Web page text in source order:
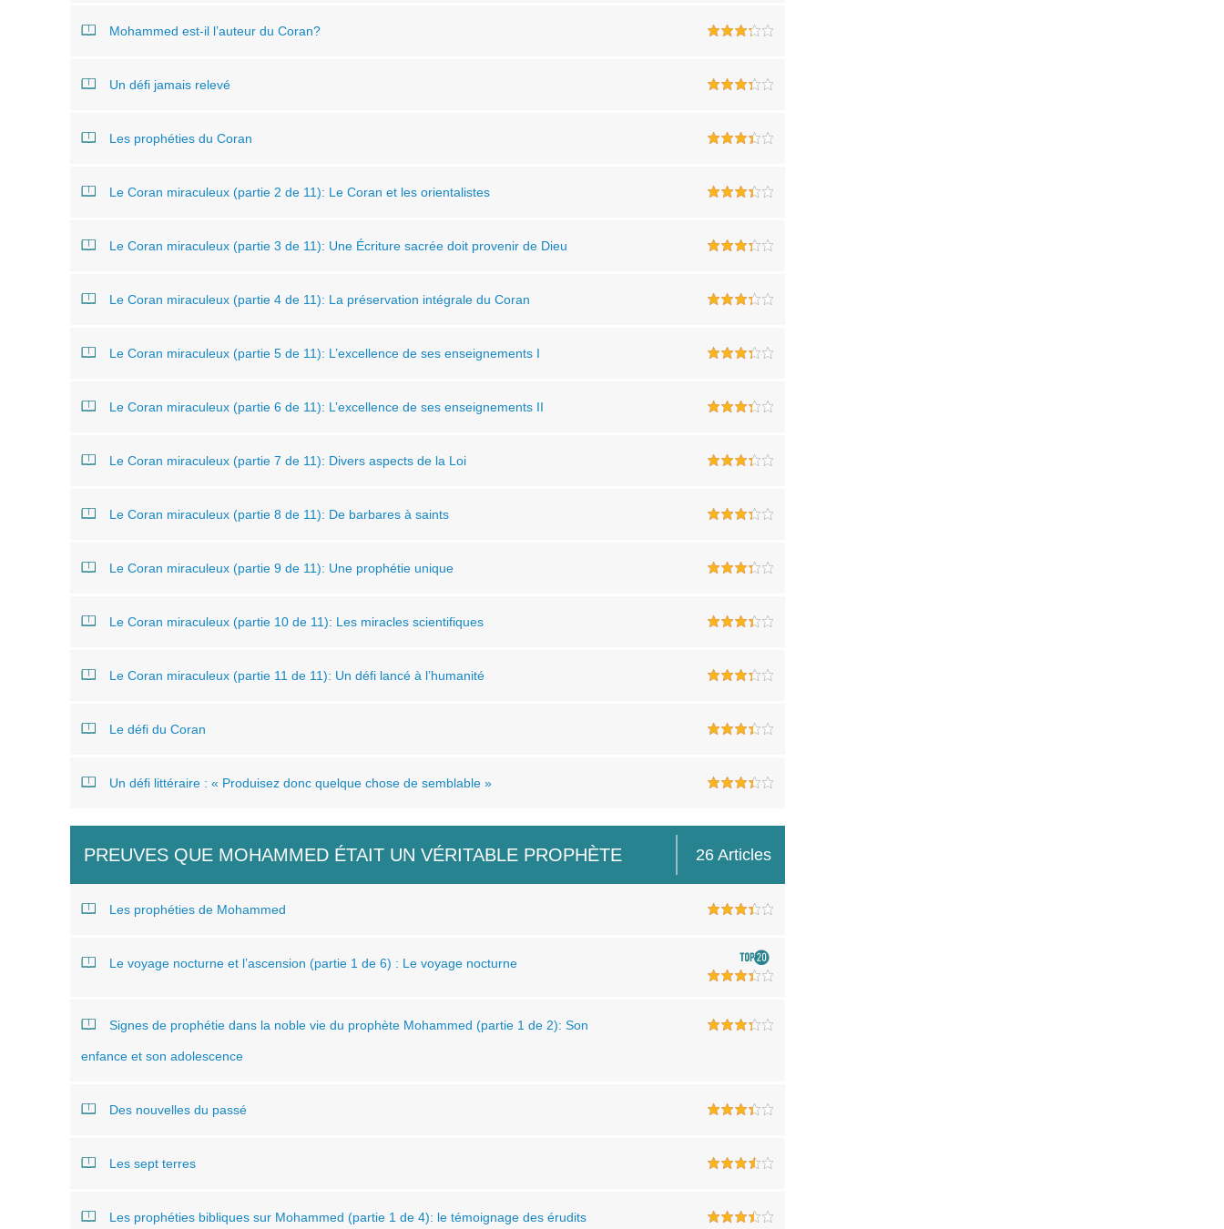
Mohammed est-il l’auteur du Coran?
Un défi jamais relevé
Les prophéties du Coran
Le Coran miraculeux (partie 2 de 11): Le Coran et les orientalistes
Le Coran miraculeux (partie 3 de 11): Une Écriture sacrée doit provenir de Dieu
Le Coran miraculeux (partie 4 de 11): La préservation intégrale du Coran
Le Coran miraculeux (partie 5 de 11): L’excellence de ses enseignements I
Le Coran miraculeux (partie 6 de 11): L’excellence de ses enseignements II
Le Coran miraculeux (partie 7 de 11): Divers aspects de la Loi
Le Coran miraculeux (partie 8 de 11): De barbares à saints
Le Coran miraculeux (partie 9 de 11): Une prophétie unique
Le Coran miraculeux (partie 10 de 11): Les miracles scientifiques
Le Coran miraculeux (partie 11 de 11): Un défi lancé à l’humanité
Le défi du Coran
Un défi littéraire : « Produisez donc quelque chose de semblable »
PREUVES QUE MOHAMMED ÉTAIT UN VÉRITABLE PROPHÈTE 26 Articles
Les prophéties de Mohammed
Le voyage nocturne et l’ascension (partie 1 de 6) : Le voyage nocturne
Signes de prophétie dans la noble vie du prophète Mohammed (partie 1 de 2): Son
enfance et son adolescence
Des nouvelles du passé
Les sept terres
Les prophéties bibliques sur Mohammed (partie 1 de 4): le témoignage des érudits